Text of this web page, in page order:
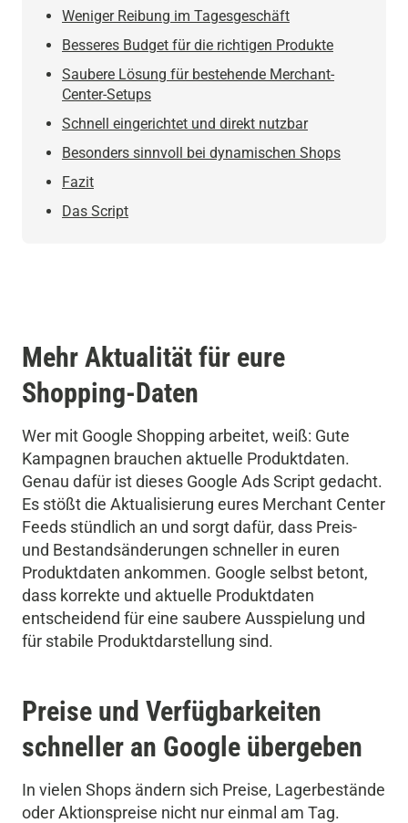
Mehr Aktualität für eure
Shopping-Daten
Wer mit Google Shopping arbeitet, weiß: Gute
Kampagnen brauchen aktuelle Produktdaten.
Genau dafür ist dieses Google Ads Script gedacht.
Es stößt die Aktualisierung eures Merchant Center
Feeds stündlich an und sorgt dafür, dass Preis-
und Bestandsänderungen schneller in euren
Produktdaten ankommen. Google selbst betont,
dass korrekte und aktuelle Produktdaten
entscheidend für eine saubere Ausspielung und
für stabile Produktdarstellung sind.
Preise und Verfügbarkeiten
schneller an Google übergeben
In vielen Shops ändern sich Preise, Lagerbestände
oder Aktionspreise nicht nur einmal am Tag.
Weniger Reibung im Tagesgeschäft
Besseres Budget für die richtigen Produkte
Saubere Lösung für bestehende Merchant-
Center-Setups
Schnell eingerichtet und direkt nutzbar
Besonders sinnvoll bei dynamischen Shops
Fazit
Das Script